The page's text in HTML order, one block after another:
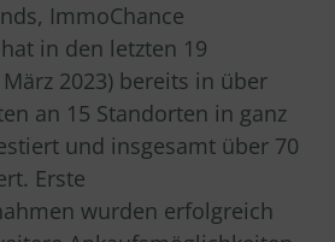
ImmoChance
in den letzten 19
2023) bereits in über
an 15 Standorten in ganz
und insgesamt über 70
Erste
wurden erfolgreich